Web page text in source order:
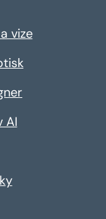
vize
AI